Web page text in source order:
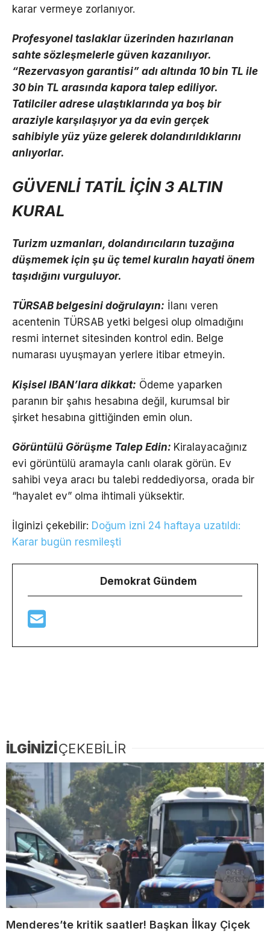
karar vermeye zorlanıyor.
Profesyonel taslaklar üzerinden hazırlanan
sahte sözleşmelerle güven kazanılıyor.
“Rezervasyon garantisi” adı altında 10 bin TL ile
30 bin TL arasında kapora talep ediliyor.
Tatilciler adrese ulaştıklarında ya boş bir
araziyle karşılaşıyor ya da evin gerçek
sahibiyle yüz yüze gelerek dolandırıldıklarını
anlıyorlar.
GÜVENLİ TATİL İÇİN 3 ALTIN
KURAL
Turizm uzmanları, dolandırıcıların tuzağına
düşmemek için şu üç temel kuralın hayati önem
taşıdığını vurguluyor.
TÜRSAB belgesini doğrulayın: İlanı veren
acentenin TÜRSAB yetki belgesi olup olmadığını
resmi internet sitesinden kontrol edin. Belge
numarası uyuşmayan yerlere itibar etmeyin.
Kişisel IBAN’lara dikkat: Ödeme yaparken
paranın bir şahıs hesabına değil, kurumsal bir
şirket hesabına gittiğinden emin olun.
Görüntülü Görüşme Talep Edin: Kiralayacağınız
evi görüntülü aramayla canlı olarak görün. Ev
sahibi veya aracı bu talebi reddediyorsa, orada bir
“hayalet ev” olma ihtimali yüksektir.
İlginizi çekebilir: Doğum izni 24 haftaya uzatıldı:
Karar bugün resmileşti
Demokrat Gündem
İLGİNİZİÇEKEBİLİR
Menderes’te kritik saatler! Başkan İlkay Çiçek